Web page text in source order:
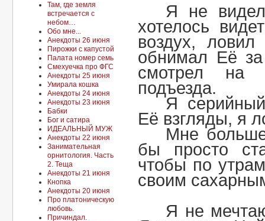
Там, где земля
встречается с
небом…
Обо мне...
Анекдоты 26 июня
Пирожки с капустой
Палата номер семь
Смехуечка про ФГС
Анекдоты 25 июня
Умирала кошка
Анекдоты 24 июня
Анекдоты 23 июня
Бабки
Бог и сатира
ИДЕАЛЬНЫЙ МУЖ
Анекдоты 22 июня
Занимательная
орнитология. Часть
2. Теща
Анекдоты 21 июня
Кнопка
Анекдоты 20 июня
Про платоническую
любовь.
Причиндал.
Я не
хотелось
воздух,
обнимал Её
смотрел на
подъезда.
Я
Её взгляды, я
Мне
бы просто
чтобы по
своим
Я не